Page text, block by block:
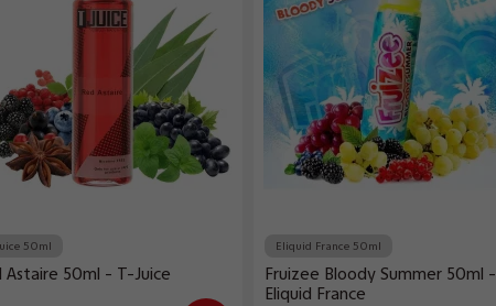
50ml
Astaire 50ml - T-Juice
Eliquid France 50ml
Fruizee Bloody Summer 50ml -
Eliquid France